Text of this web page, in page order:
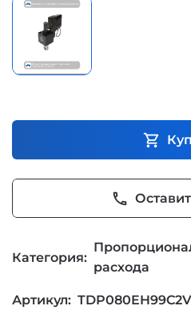
shopping_cart
phone
Категория:
расхода
Артикул: